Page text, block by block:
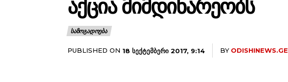
ᲐᲥᲪᲘᲐ ᲛᲘᲛᲓᲘᲜᲐᲠᲔᲝᲑᲡ
ᲡᲐᲖᲝᲒᲐᲓᲝᲔᲑᲐ
PUBLISHED ON 18 ᲡᲔᲥᲢᲔᲛᲑᲔᲠᲘ 2017, 9:14 BY ODISHINEWS.GE